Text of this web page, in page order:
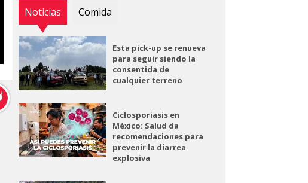
Noticias Comida
Esta pick-up se renueva
para seguir siendo la
consentida de
cualquier terreno
Ciclosporiasis en
México: Salud da
recomendaciones para
prevenir la diarrea
explosiva